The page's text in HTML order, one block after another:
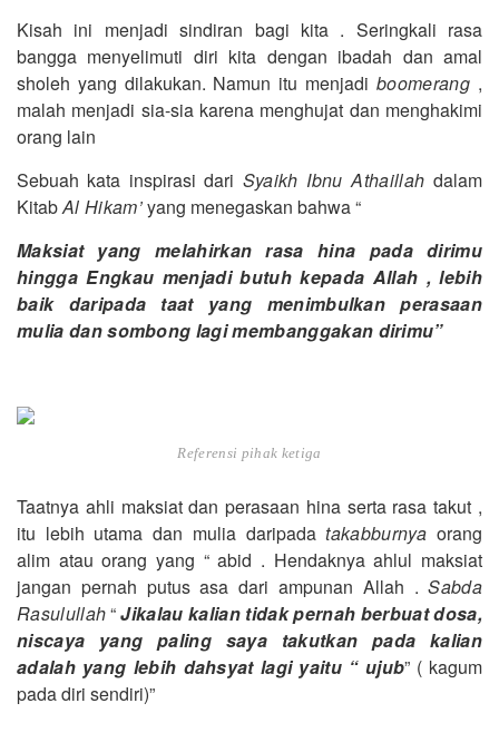
Kisah ini menjadi sindiran bagi kita . Seringkali rasa
bangga menyelimuti diri kita dengan ibadah dan amal
sholeh yang dilakukan. Namun itu menjadi boomerang ,
malah menjadi sia-sia karena menghujat dan menghakimi
orang lain
Sebuah kata inspirasi dari Syaikh Ibnu Athaillah dalam
KitabAl Hikam’yang menegaskan bahwa “
Maksiat yang melahirkan rasa hina pada dirimu
hingga Engkau menjadi butuh kepada Allah , lebih
baik daripada taat yang menimbulkan perasaan
mulia dan sombong lagi membanggakan dirimu”
Referensi pihak ketiga
Taatnya ahli maksiat dan perasaan hina serta rasa takut ,
itu lebih utama dan mulia daripadatakabburnya orang
alim atau orang yang “ abid . Hendaknya ahlul maksiat
jangan pernah putus asa dari ampunan Allah .Sabda
Rasulullah“Jikalau kalian tidak pernah berbuat dosa,
niscaya yang paling saya takutkan pada kalian
adalah yang lebih dahsyat lagi yaitu “ ujub” ( kagum
pada diri sendiri)”